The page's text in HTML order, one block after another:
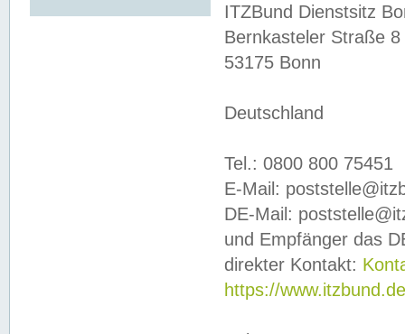
ITZBund Dienstsitz
Bernkasteler Straße 8
53175 Bonn
Deutschland
Tel.: 0800 800 75451
E-Mail:
DE-Mail:
und Empfänger das
direkter Kontakt:
https://